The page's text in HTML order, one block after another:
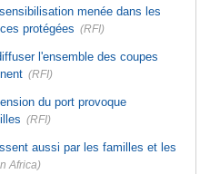
menée dans les
protégées (RFI)
l'ensemble des coupes
(RFI)
du port provoque
(RFI)
aussi par les familles et les
Africa)